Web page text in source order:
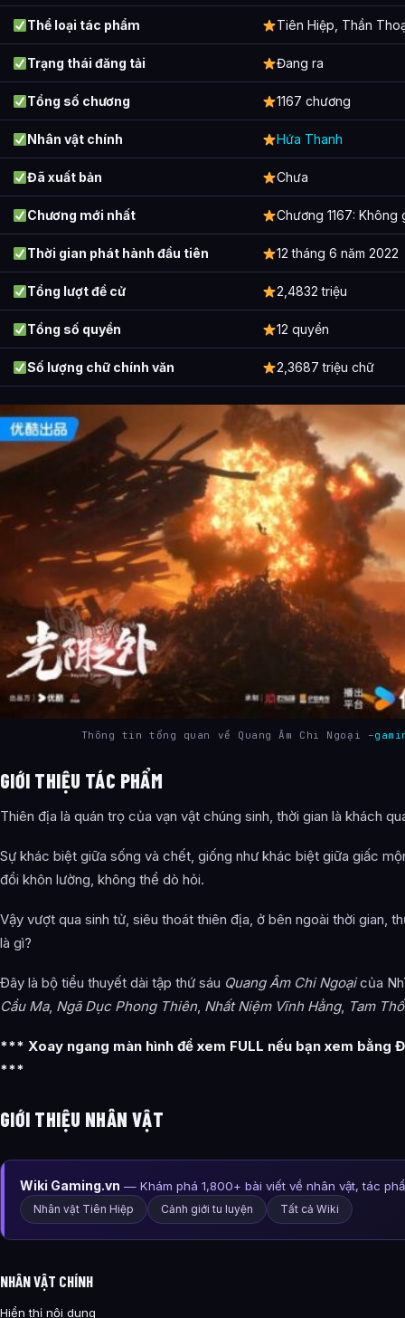
Quang Âm Chi Ngoại là ai?
Cảnh giới tu luyện của Quang Âm Chi Ngoại như thế nào?
Quang Âm Chi Ngoại xuất hiện trong tác phẩm nào?
Thông tin về Quang Âm Chi Ngoại được tổng hợp từ đâu?
Thể loại tác phẩm Tiên Hiệp, Thần
Trạng thái đăng tải Đang ra
Tổng số chương 1167 chương
Nhân vật chính Hứa Thanh
Đã xuất bản Chưa
Chương mới nhất Chương 1167: Không
Thời gian phát hành đầu tiên 12 tháng 6 năm 2022
Tổng lượt đề cử 2,4832 triệu
Tổng số quyển 12 quyển
Số lượng chữ chính văn 2,3687 triệu chữ
Thông tin tổng quan về Quang Âm Chi Ngoại –
GIỚI THIỆU TÁC PHẨM
Thiên địa là quán trọ của vạn vật chúng sinh, thời gian là khách
Sự khác biệt giữa sống và chết, giống như khác biệt giữa giấc
đổi khôn lường, không thể dò hỏi.
Vậy vượt qua sinh tử, siêu thoát thiên địa, ở bên ngoài thời gian,
là gì?
Đây là bộ tiểu thuyết dài tập thứ sáu Quang Âm Chi Ngoạicủa
Cầu Ma, Ngã Dục Phong Thiên, Nhất Niệm Vĩnh Hằng, Tam
*** Xoay ngang màn hình để xem FULL nếu bạn xem bằng
***
GIỚI THIỆU NHÂN VẬT
Wiki Gaming.vn — Khám phá 1,800+ bài viết về nhân vật, tác
Nhân vật Tiên Hiệp Cảnh giới tu luyện Tất cả Wiki
NHÂN VẬT CHÍNH
Hiển thị nội dung